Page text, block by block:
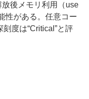
放後メモリ利用（use
性がある。任意コー
度は“Critical”と評